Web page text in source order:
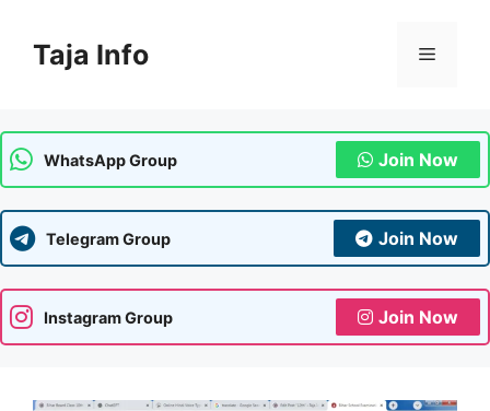
contentTaja Info Menu
WhatsApp Group Join Now
Telegram Group Join Now
Instagram Group Join Now